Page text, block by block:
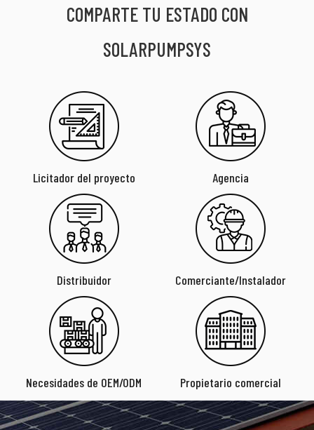
COMPARTE TU ESTADO CON
SOLARPUMPSYS
Licitador del proyecto Agencia
Distribuidor Comerciante/Instalador
Necesidades de OEM/ODM Propietario comercial